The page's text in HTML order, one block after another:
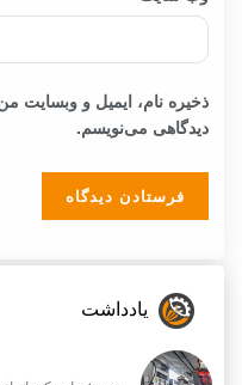
ذخیره نام، ایمیل و وبسایت
دیدگاهی می‌نویسم.
یادداشت